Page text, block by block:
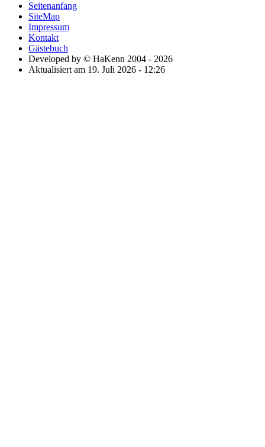
Seitenanfang
SiteMap
Impressum
Kontakt
Gästebuch
Developed by © HaKenn 2004 - 2026
Aktualisiert am 19. Juli 2026 - 12:26